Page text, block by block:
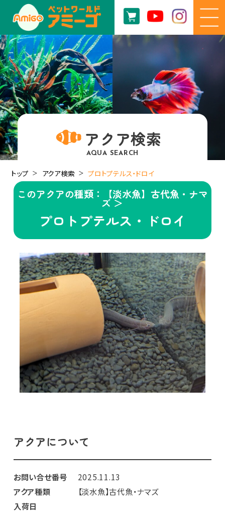
アクア検索
AQUA SEARCH
トップ アクア検索 プロトプテルス・ドロイ
このアクアの種類：【淡水魚】古代魚・ナマ
ズ ＞
プロトプテルス・ドロイ
アクアについて
お問い合せ番号
2025.11.13
アクア種類
【淡水魚】古代魚・ナマズ
入荷日